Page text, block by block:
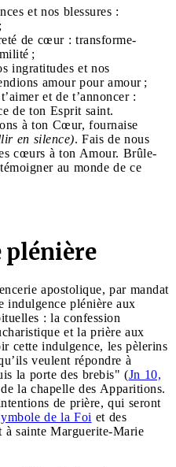
et nos blessures :
de cœur : transforme-
;
ingratitudes et nos
amour pour amour ;
et de t’annoncer :
de ton Esprit saint.
à ton Cœur, fournaise
en silence). Fais de nous
cœurs à ton Amour. Brûle-
au monde de ce
plénière
apostolique, par mandat
indulgence plénière aux
: la confession
et la prière aux
cette indulgence, les pèlerins
veulent répondre à
la porte des brebis" (Jn 10,
la chapelle des Apparitions.
de prière, qui seront
de la Foi et des
sainte Marguerite-Marie